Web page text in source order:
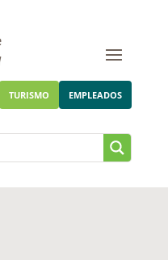
TURISMO EMPLEADOS